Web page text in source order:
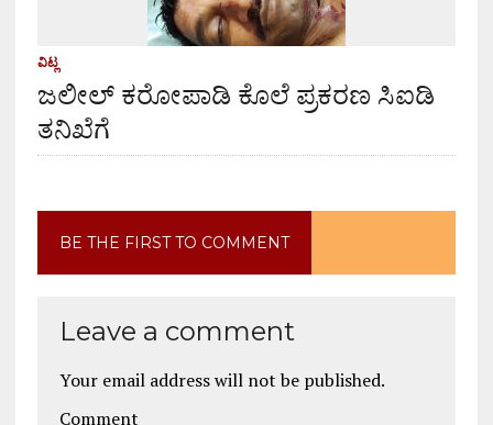
ವಿಟ್ಲ
ಜಲೀಲ್ ಕರೋಪಾಡಿ ಕೊಲೆ ಪ್ರಕರಣ ಸಿಐಡಿ
ತನಿಖೆಗೆ
BE THE FIRST TO COMMENT
Leave a comment
Your email address will not be published.
Comment